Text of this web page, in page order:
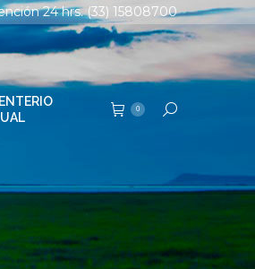
24 hrs. (33) 15808700
0 Buscar:
Buscar: